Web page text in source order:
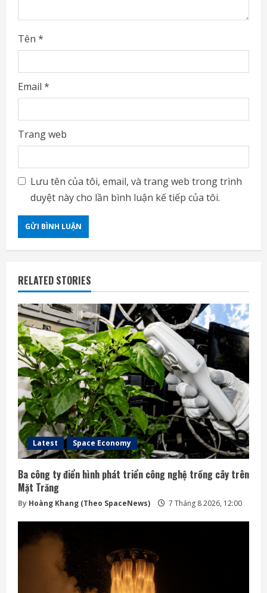
g
Tên *
Email *
Trang web
Lưu tên của tôi, email, và trang web trong trình
duyệt này cho lần bình luận kế tiếp của tôi.
RELATED STORIES
Latest Space Economy
Ba công ty điển hình phát triển công nghệ trồng cây trên
Mặt Trăng
By Hoàng Khang (Theo SpaceNews) 7 Tháng 8 2026, 12:00